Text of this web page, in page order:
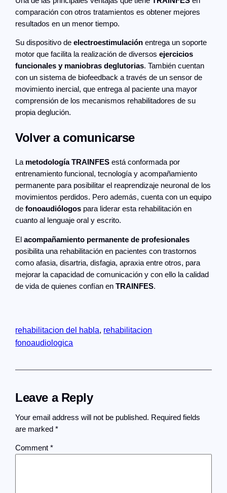
comparación con otros tratamientos es obtener mejores
resultados en un menor tiempo.
Su dispositivo deelectroestimulación entrega un soporte
motor que facilita la realización de diversos ejercicios
funcionales y maniobras deglutorias. También cuentan
con un sistema de biofeedback a través de un sensor de
movimiento inercial, que entrega al paciente una mayor
comprensión de los mecanismos rehabilitadores de su
propia deglución.
Volver a comunicarse
La metodología TRAINFES está conformada por
entrenamiento funcional, tecnología y acompañamiento
permanente para posibilitar el reaprendizaje neuronal de los
movimientos perdidos. Pero además, cuenta con un equipo
defonoaudiólogos para liderar esta rehabilitación en
cuanto al lenguaje oral y escrito.
Elacompañamiento permanente de profesionales
posibilita una rehabilitación en pacientes con trastornos
como afasia, disartria, disfagia, apraxia entre otros, para
mejorar la capacidad de comunicación y con ello la calidad
de vida de quienes confían enTRAINFES.
rehabilitacion del habla, rehabilitacion
fonoaudiologica
Leave a Reply
Your email address will not be published. Required fields
are marked*
Comment*